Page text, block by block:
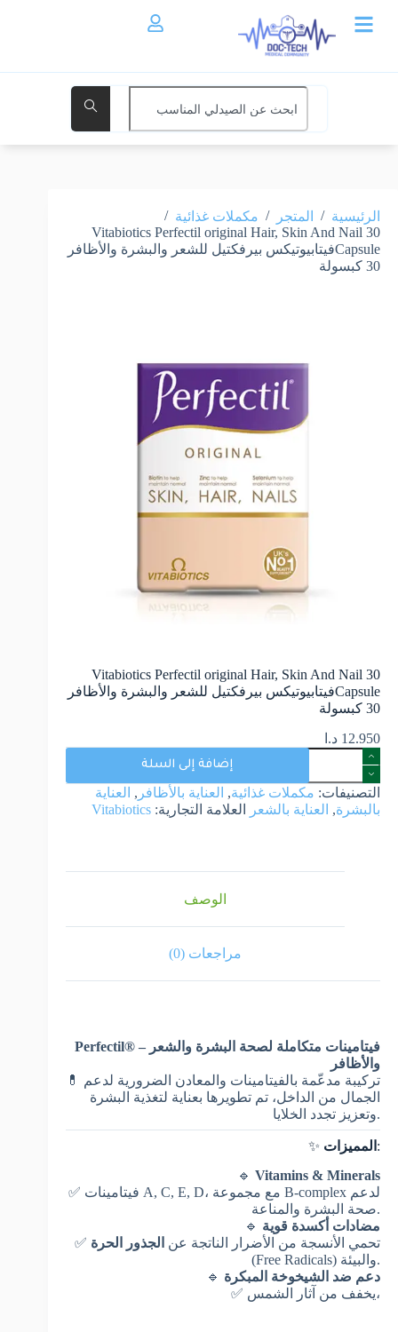
الرئيسية / المتجر / مكملات غذائية /
Vitabiotics Perfectil original Hair, Skin And Nail 30
Capsuleفيتابيوتيكس بيرفكتيل للشعر والبشرة والأظافر
30 كبسولة
Vitabiotics Perfectil original Hair, Skin And Nail 30
Capsuleفيتابيوتيكس بيرفكتيل للشعر والبشرة والأظافر
30 كبسولة
12.950 د.ا
إضافة إلى السلة
التصنيفات: مكملات غذائية, العناية بالأظافر , العناية
بالبشرة, العناية بالشعر العلامة التجارية: Vitabiotics
الوصف
مراجعات (0)
Perfectil® – فيتامينات متكاملة لصحة البشرة والشعر
والأظافر
💊 تركيبة مدعّمة بالفيتامينات والمعادن الضرورية لدعم
الجمال من الداخل، تم تطويرها بعناية لتغذية البشرة
وتعزيز تجدد الخلايا.
✨ المميزات :
🔹 Vitamins & Minerals
✅ فيتامينات A, C, E, D، مع مجموعة B-complex لدعم
صحة البشرة والمناعة.
🔹 مضادات أكسدة قوية
✅ تحمي الأنسجة من الأضرار الناتجة عن الجذور الحرة
(Free Radicals) والبيئة.
🔹 دعم ضد الشيخوخة المبكرة
✅ يخفف من آثار الشمس،